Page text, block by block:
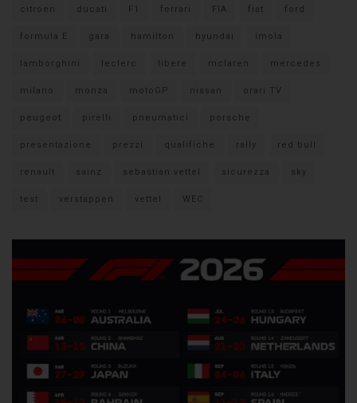
citroen ducati F1 ferrari FIA fiat ford
formula E gara hamilton hyundai imola
lamborghini leclerc libere mclaren mercedes
milano monza motoGP nissan orari TV
peugeot pirelli pneumatici porsche
presentazione prezzi qualifiche rally red bull
renault sainz sebastian vettel sicurezza sky
test verstappen vettel WEC